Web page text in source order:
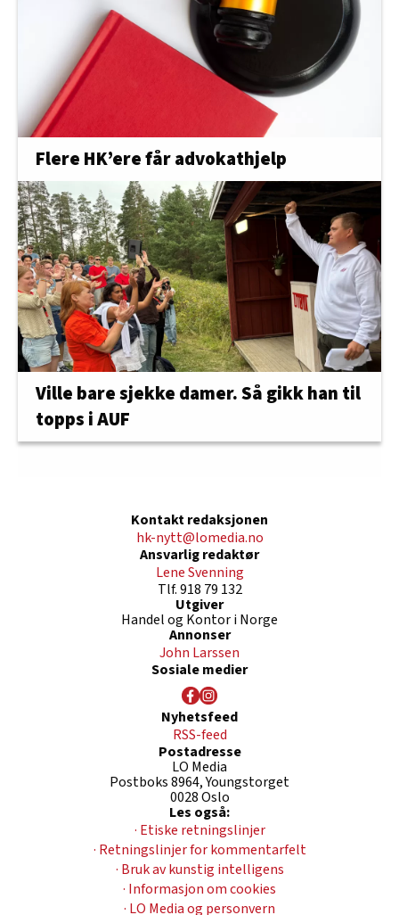
Flere HK’ere får advokathjelp
Ville bare sjekke damer. Så gikk han til
topps i AUF
Kontakt redaksjonen
hk-nytt@lomedia.no
Ansvarlig redaktør
Lene Svenning
Tlf. 918 79 132
Utgiver
Handel og Kontor i Norge
Annonser
John Larssen
Sosiale medier
Nyhetsfeed
RSS-feed
Postadresse
LO Media
Postboks 8964, Youngstorget
0028 Oslo
Les også:
· Etiske retningslinjer
· Retningslinjer for kommentarfelt
· Bruk av kunstig intelligens
· Informasjon om cookies
· LO Media og personvern